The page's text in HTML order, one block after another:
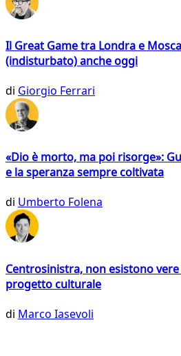
Il Great Game tra Londra e
(indisturbato) anche oggi
di Giorgio Ferrari
«Dio è morto, ma poi risorge»:
e la speranza sempre coltivata
di Umberto Folena
Centrosinistra, non esistono
progetto culturale
di Marco Iasevoli